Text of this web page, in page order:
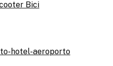
Bici
hotel-aeroporto